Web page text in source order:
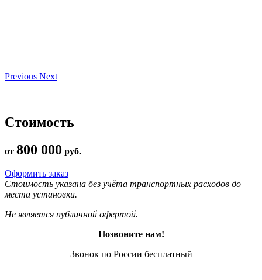
Previous Next
Стоимость
от 800 000 руб.
Оформить заказ
Стоимость указана без учёта транспортных расходов до
места установки.
Не является публичной офертой.
Позвоните нам!
Звонок по России бесплатный